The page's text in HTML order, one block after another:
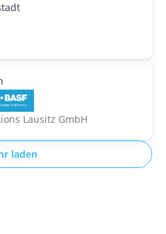
Lausitz GmbH
laden